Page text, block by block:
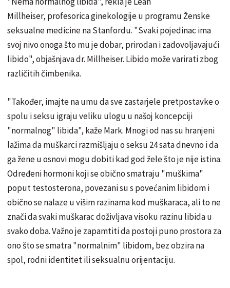
Millheiser, profesorica ginekologije u programu Ženske
seksualne medicine na Stanfordu. "Svaki pojedinac ima
svoj nivo onoga što mu je dobar, prirodan i zadovoljavajući
libido", objašnjava dr. Millheiser. Libido može varirati zbog
različitih čimbenika.
"Također, imajte na umu da sve zastarjele pretpostavke o
spolu i seksu igraju veliku ulogu u našoj koncepciji
"normalnog" libida", kaže Mark. Mnogi od nas su hranjeni
lažima da muškarci razmišljaju o seksu 24 sata dnevno i da
ga žene u osnovi mogu dobiti kad god žele što je nije istina.
Određeni hormoni koji se obično smatraju "muškima"
poput testosterona, povezani su s povećanim libidom i
obično se nalaze u višim razinama kod muškaraca, ali to ne
znači da svaki muškarac doživljava visoku razinu libida u
svako doba. Važno je zapamtiti da postoji puno prostora za
ono što se smatra "normalnim" libidom, bez obzira na
spol, rodni identitet ili seksualnu orijentaciju.